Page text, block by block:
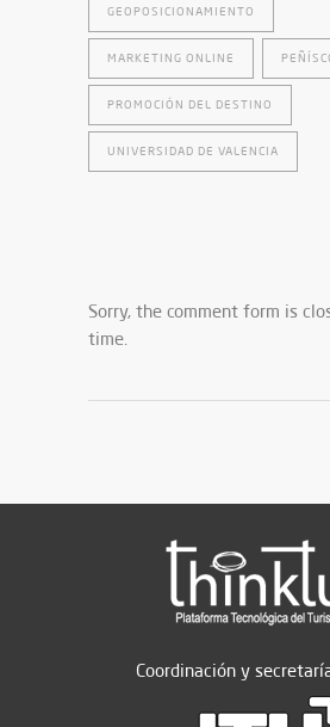
GEOPOSICIONAMIENTO
MARKETING ONLINE
PROMOCIÓN DEL DESTINO
UNIVERSIDAD DE VALENCIA
Sorry, the comment form is
time.
Coordinación y